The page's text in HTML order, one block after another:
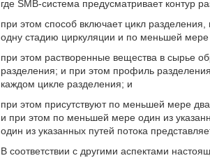
где SMB-система предусматривает
при этом способ включает цикл
одну стадию циркуляции и по меньшей
при этом растворенные вещества в сырье
разделения; и при этом профиль
каждом цикле разделения; и
при этом присутствуют по меньшей мере
и при этом по меньшей мере один из
один из указанных путей потока
В соответствии с другими аспектами